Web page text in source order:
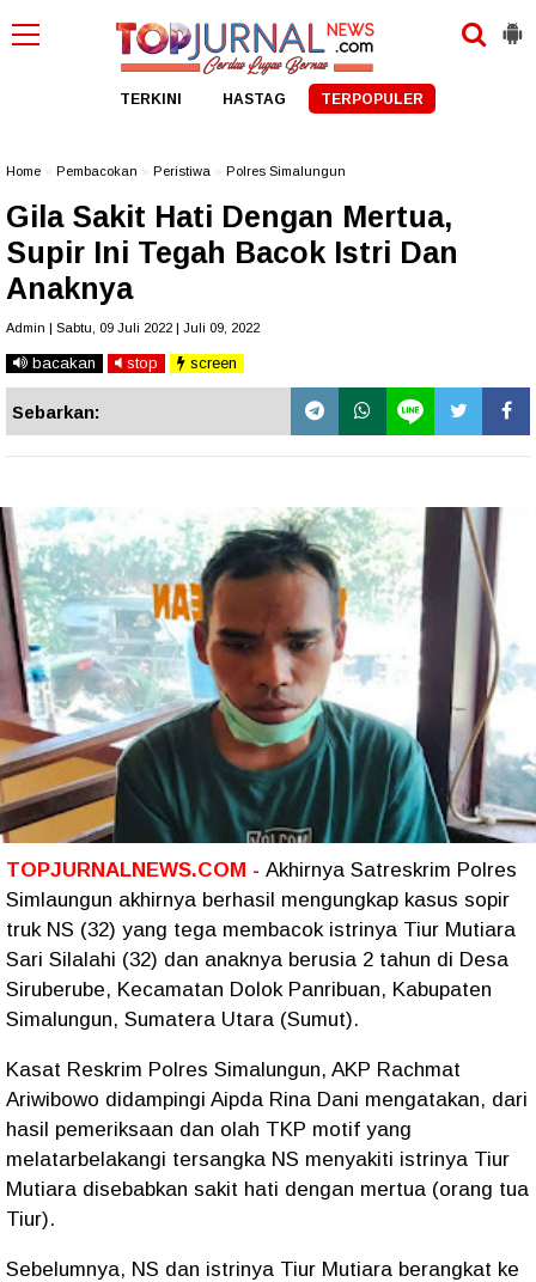
TERKINI HASTAG TERPOPULER
Home Pembacokan Peristiwa Polres Simalungun
Gila Sakit Hati Dengan Mertua,
Supir Ini Tegah Bacok Istri Dan
Anaknya
Admin | Sabtu, 09 Juli 2022 | Juli 09, 2022
bacakan stop screen
Sebarkan:
TOPJURNALNEWS.COM - Akhirnya Satreskrim Polres
Simlaungun akhirnya berhasil mengungkap kasus sopir
truk NS (32) yang tega membacok istrinya Tiur Mutiara
Sari Silalahi (32) dan anaknya berusia 2 tahun di Desa
Siruberube, Kecamatan Dolok Panribuan, Kabupaten
Simalungun, Sumatera Utara (Sumut).
Kasat Reskrim Polres Simalungun, AKP Rachmat
Ariwibowo didampingi Aipda Rina Dani mengatakan, dari
hasil pemeriksaan dan olah TKP motif yang
melatarbelakangi tersangka NS menyakiti istrinya Tiur
Mutiara disebabkan sakit hati dengan mertua (orang tua
Tiur).
Sebelumnya, NS dan istrinya Tiur Mutiara berangkat ke